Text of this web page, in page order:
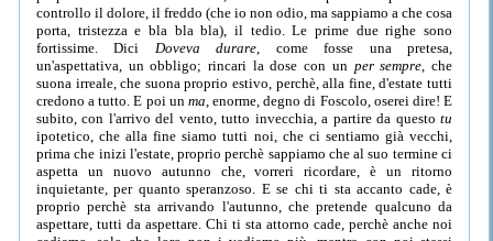
controllo il dolore, il freddo (che io non odio, ma sappiamo a che cosa
porta, tristezza e bla bla bla), il tedio. Le prime due righe sono
fortissime. Dici Doveva durare , come fosse una pretesa,
un'aspettativa, un obbligo; rincari la dose con un per sempre , che
suona irreale, che suona proprio estivo, perchè, alla fine, d'estate tutti
credono a tutto. E poi un ma , enorme, degno di Foscolo, oserei dire! E
subito, con l'arrivo del vento, tutto invecchia, a partire da questo tu
ipotetico, che alla fine siamo tutti noi, che ci sentiamo già vecchi,
prima che inizi l'estate, proprio perchè sappiamo che al suo termine ci
aspetta un nuovo autunno che, vorreri ricordare, è un ritorno
inquietante, per quanto speranzoso. E se chi ti sta accanto cade, è
proprio perchè sta arrivando l'autunno, che pretende qualcuno da
aspettare, tutti da aspettare. Chi ti sta attorno cade, perchè anche noi